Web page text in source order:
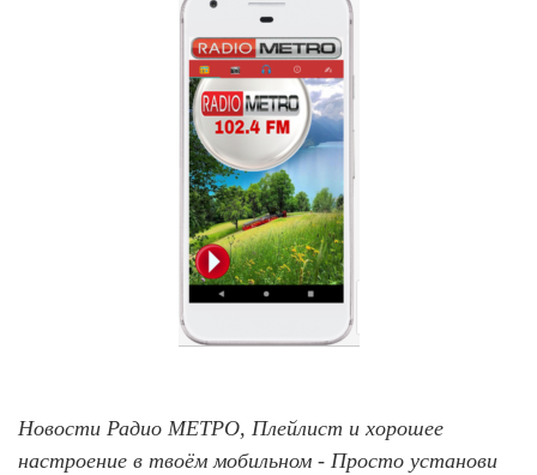
Новости Радио МЕТРО, Плейлист и хорошее
настроение в твоём мобильном - Просто установи